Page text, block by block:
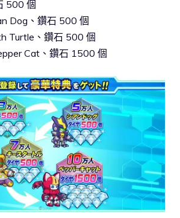
500 個
Dog、鑽石 500 個
Turtle、鑽石 500 個
Cat、鑽石 1500 個